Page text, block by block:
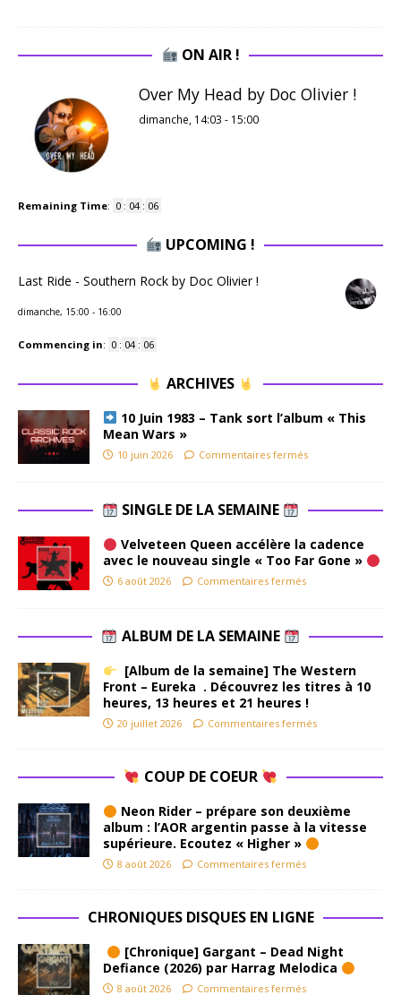
ON AIR !
Over My Head by Doc Olivier !
dimanche, 14:03 - 15:00
Remaining Time: 0 : 04 : 06
UPCOMING !
Last Ride - Southern Rock by Doc Olivier !
dimanche, 15:00 - 16:00
Commencing in: 0 : 04 : 06
ARCHIVES
10 Juin 1983 – Tank sort l’album « This
Mean Wars »
10 juin 2026 Commentaires fermés
SINGLE DE LA SEMAINE
Velveteen Queen accélère la cadence
avec le nouveau single « Too Far Gone »
6 août 2026 Commentaires fermés
ALBUM DE LA SEMAINE
[Album de la semaine] The Western
Front – Eureka . Découvrez les titres à 10
heures, 13 heures et 21 heures !
20 juillet 2026 Commentaires fermés
COUP DE COEUR
Neon Rider – prépare son deuxième
album : l’AOR argentin passe à la vitesse
supérieure. Ecoutez « Higher »
8 août 2026 Commentaires fermés
CHRONIQUES DISQUES EN LIGNE
[Chronique] Gargant – Dead Night
Defiance (2026) par Harrag Melodica
8 août 2026 Commentaires fermés